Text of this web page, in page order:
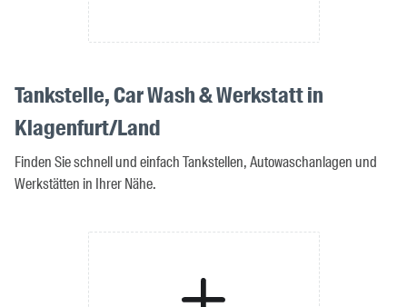
Tankstelle, Car Wash & Werkstatt in
Klagenfurt/Land
Finden Sie schnell und einfach Tankstellen, Autowaschanlagen und
Werkstätten in Ihrer Nähe.